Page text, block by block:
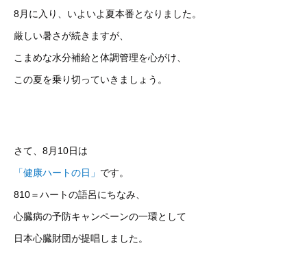
8月に入り、いよいよ夏本番となりました。
厳しい暑さが続きますが、
こまめな水分補給と体調管理を心がけ、
この夏を乗り切っていきましょう。
さて、8月10日は
「健康ハートの日」 です。
810＝ハートの語呂にちなみ、
心臓病の予防キャンペーンの一環として
日本心臓財団が提唱しました。